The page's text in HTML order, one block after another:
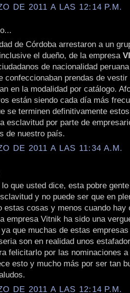
DE 2011 A LAS 12:14 P.M.
de Córdoba arrestaron a un
el dueño, de la empresa
de nacionalidad
confeccionaban prendas de vestir
en la modalidad por catálogo.
están siendo cada día más
se terminen definitivamente
esclavitud por parte de
de nuestro país.
DE 2011 A LAS 11:34 A.M.
que usted dice, esta pobre
y no puede ser que en
estas cosas y menos cuando hay
empresa Vitnik ha sido una
que muchas de estas
son en realidad unos
felicitarlo por las nominaciones
esto y mucho más por ser tan
DE 2011 A LAS 12:14 P.M.